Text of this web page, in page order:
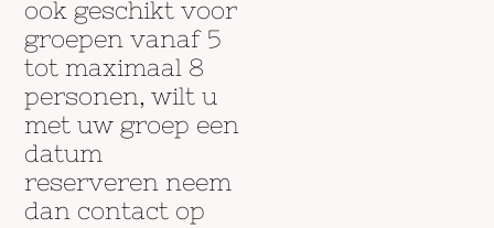
ook geschikt voor
groepen vanaf 5
tot maximaal 8
personen, wilt u
met uw groep een
datum
reserveren neem
dan contact op